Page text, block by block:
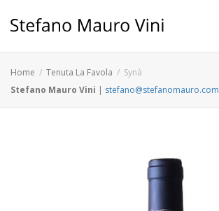
Home Tenuta La Favola
Synà
Stefano Mauro Vini | stefano@stefanomauro.com